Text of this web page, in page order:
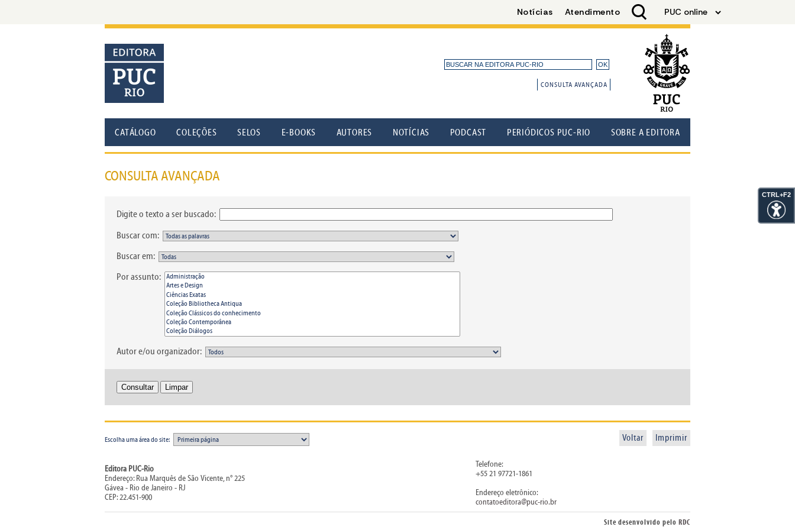
CTRL+F2
CONSULTA AVANÇADA
CATÁLOGO COLEÇÕES SELOS E-BOOKS AUTORES NOTÍCIAS PODCAST PERIÓDICOS PUC-RIO SOBRE A EDITORA
CONSULTA AVANÇADA
Digite o texto a ser buscado:
Buscar com:
Buscar em:
Por assunto:
Autor e/ou organizador:
Escolha uma área do site: Imprimir
Voltar
Editora PUC-Rio
Endereço: Rua Marquês de São Vicente, n° 225
Gávea - Rio de Janeiro - RJ
CEP: 22.451-900
Telefone:
+55 21 97721-1861
Endereço eletrônico:
contatoeditora@puc-rio.br
Site desenvolvido pelo RDC